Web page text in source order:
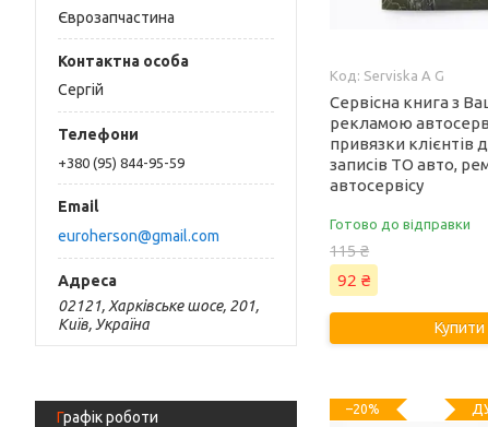
Єврозапчастина
Сергій
+380 (95) 844-95-59
euroherson@gmail.com
02121, Харківське шосе, 201,
Київ, Україна
Графік роботи
Serviska A G
Сервісна книга з
рекламою
привязки клієнтів
записів ТО авто,
автосервісу
Готово до відправки
115 ₴
92 ₴
Купити
–20%